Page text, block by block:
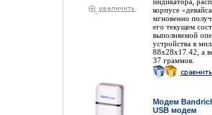
корпусе
мгновенно
его текущем
выполняемой
устройства в
88x28x17.42, а
37 граммов.
Модем
USB модем